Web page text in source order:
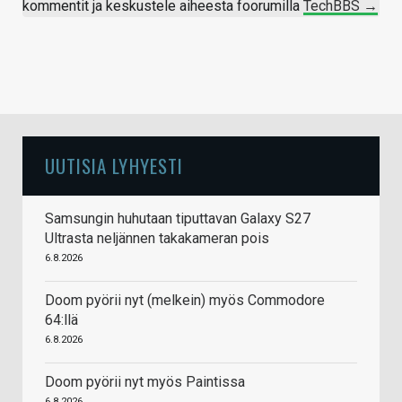
kommentit ja keskustele aiheesta foorumilla TechBBS →
UUTISIA LYHYESTI
Samsungin huhutaan tiputtavan Galaxy S27
Ultrasta neljännen takakameran pois
6.8.2026
Doom pyörii nyt (melkein) myös Commodore
64:llä
6.8.2026
Doom pyörii nyt myös Paintissa